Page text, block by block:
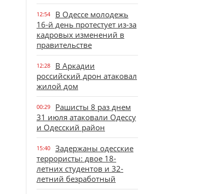
12:54
В Одессе молодежь
16-й день протестует из-за
кадровых изменений в
правительстве
12:28
В Аркадии
российский дрон атаковал
жилой дом
00:29
Рашисты 8 раз днем
31 июля атаковали Одессу
и Одесский район
15:40
Задержаны одесские
террористы: двое 18-
летних студентов и 32-
летний безработный